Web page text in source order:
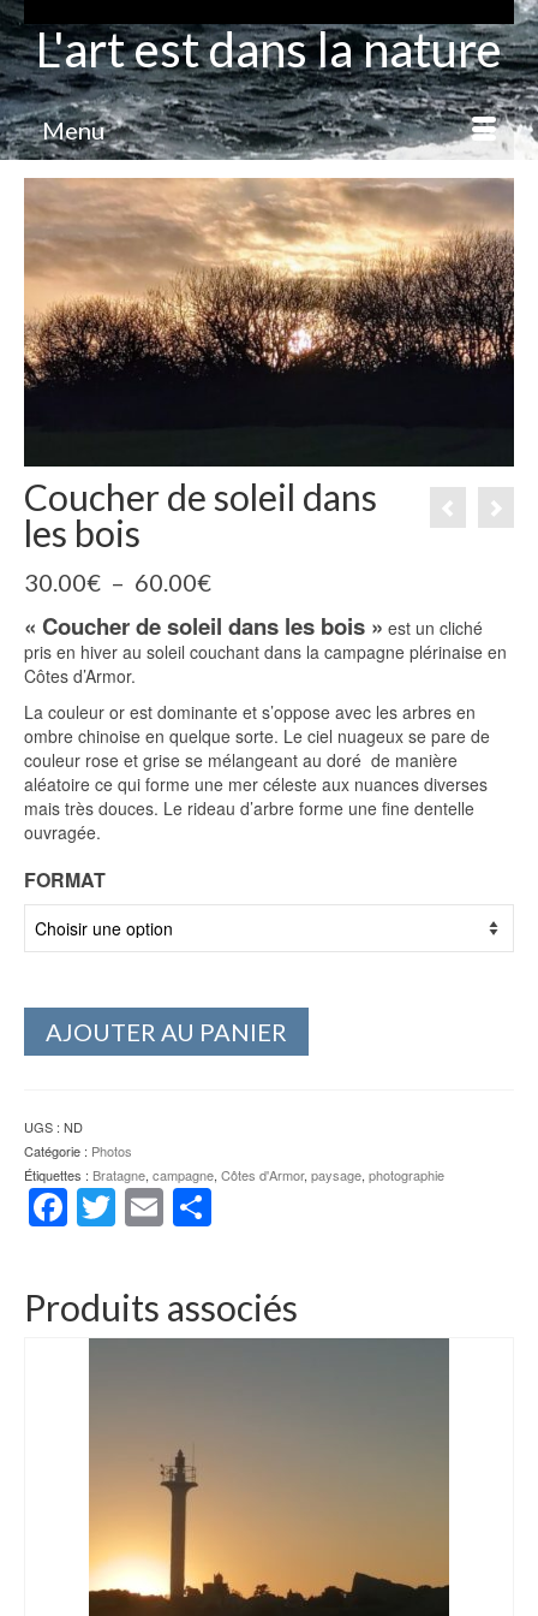
L'art est dans la nature
Menu
Coucher de soleil dans
les bois
30.00€ – 60.00€Plage
prix :
30.00€
60.00€
« Coucher de soleil dans les bois » est un cliché
pris en hiver au soleil couchant dans la campagne plérinaise en
Côtes d’Armor.
La couleur or est dominante et s’oppose avec les arbres en
ombre chinoise en quelque sorte. Le ciel nuageux se pare de
couleur rose et grise se mélangeant au doré de manière
aléatoire ce qui forme une mer céleste aux nuances diverses
mais très douces. Le rideau d’arbre forme une fine dentelle
ouvragée.
FORMAT
AJOUTER AU PANIER
UGS : ND
Catégorie : Photos
Étiquettes : Bratagne, campagne, Côtes d'Armor, paysage, photographie
Facebook
Twitter
Email
Produits associés